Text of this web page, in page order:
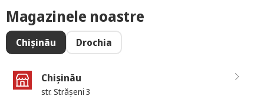
Magazinele noastre
Chișinău Drochia
Chișinău
str. Strășeni 3